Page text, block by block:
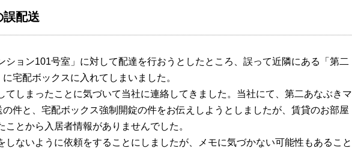
配送
ション101号室」に対して配達を行おうとしたところ、誤って近隣にある「第二
宅配ボックスに入れてしまいました。
てしまったことに気づいて当社に連絡してきました。当社にて、第二あなぶきマ
件と、宅配ボックス強制開錠の件をお伝えしようとしましたが、賃貸のお部屋
とから入居者情報がありませんでした。
しないように依頼をすることにしましたが、メモに気づかない可能性もあること